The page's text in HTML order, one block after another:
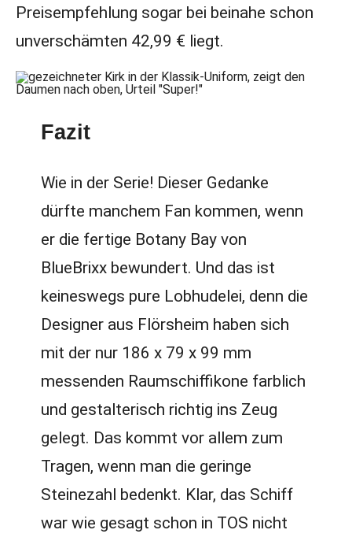
Preisempfehlung sogar bei beinahe schon
unverschämten 42,99 € liegt.
Fazit
Wie in der Serie! Dieser Gedanke
dürfte manchem Fan kommen, wenn
er die fertige Botany Bay von
BlueBrixx bewundert. Und das ist
keineswegs pure Lobhudelei, denn die
Designer aus Flörsheim haben sich
mit der nur 186 x 79 x 99 mm
messenden Raumschiffikone farblich
und gestalterisch richtig ins Zeug
gelegt. Das kommt vor allem zum
Tragen, wenn man die geringe
Steinezahl bedenkt. Klar, das Schiff
war wie gesagt schon in TOS nicht